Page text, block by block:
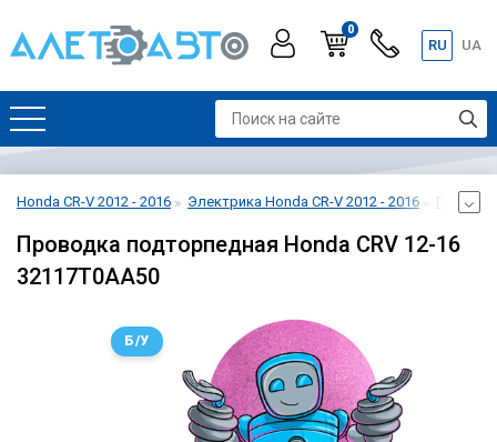
0
RU UA
Honda CR-V 2012 - 2016 Электрика Honda CR-V 2012 - 2016
Проводка подторпедная Honda CRV 12-16
32117T0AA50
Б/У